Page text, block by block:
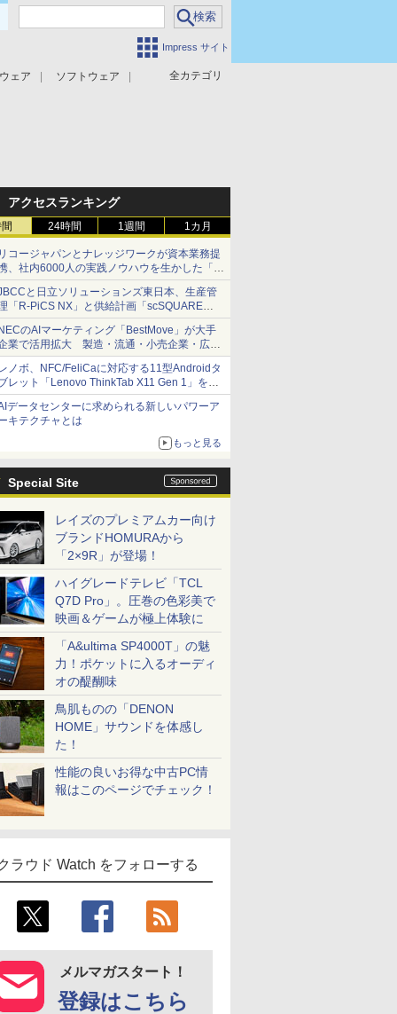
Impress サイト
全カテゴリ
ェア
ソフトウェア
アクセスランキング
24時間 1週間 1カ月
コージャパンとナレッジワークが資本業務提
、社内6000人の実践ノウハウを生かした「AI
談記録 for RICOH」を展開へ
と日立ソリューションズ東日本、生産管
「R-PiCS NX」と供給計画「scSQUARE
」の連携サービスを提供開始
のAIマーケティング「BestMove」が大手
業で活用拡大 製造・流通・小売企業・広告
理店などが実装フェーズへ
ノボ、NFC/FeliCaに対応する11型Androidタ
レット「Lenovo ThinkTab X11 Gen 1」を発
データセンターに求められる新しいパワーア
キテクチャとは
もっと見る
Special Site
レイズのプレミアムカー向け
ブランドHOMURAから
「2×9R」が登場！
ハイグレードテレビ「TCL
Q7D Pro」。圧巻の色彩美で
映画＆ゲームが極上体験に
「A&ultima SP4000T」の魅
力！ポケットに入るオーディ
オの醍醐味
鳥肌ものの「DENON
HOME」サウンドを体感し
た！
性能の良いお得な中古PC情
報はこのページでチェック！
ラウド Watch をフォローする
メルマガスタート！
登録はこちら